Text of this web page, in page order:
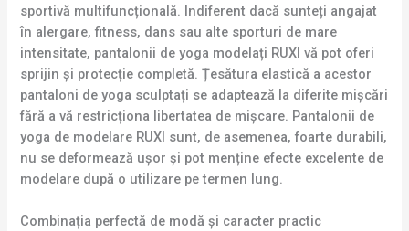
sportivă multifuncțională. Indiferent dacă sunteți angajat
în alergare, fitness, dans sau alte sporturi de mare
intensitate, pantalonii de yoga modelați RUXI vă pot oferi
sprijin și protecție completă. Țesătura elastică a acestor
pantaloni de yoga sculptați se adaptează la diferite mișcări
fără a vă restricționa libertatea de mișcare. Pantalonii de
yoga de modelare RUXI sunt, de asemenea, foarte durabili,
nu se deformează ușor și pot menține efecte excelente de
modelare după o utilizare pe termen lung.
Combinația perfectă de modă și caracter practic